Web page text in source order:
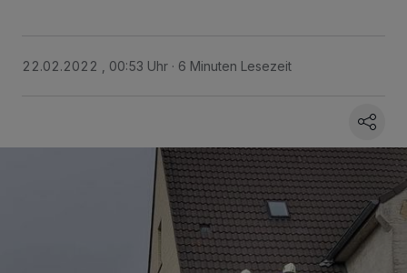
22.02.2022 , 00:53 Uhr 6 Minuten Lesezeit